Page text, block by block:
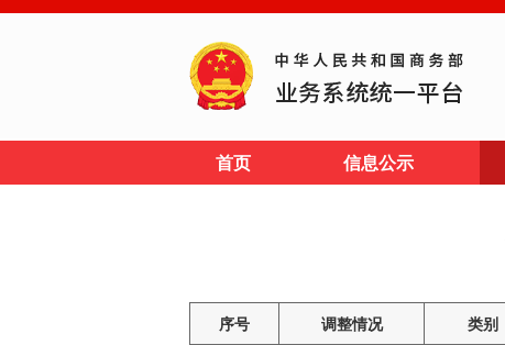
首页 信息公示
序号 调整情况 类别